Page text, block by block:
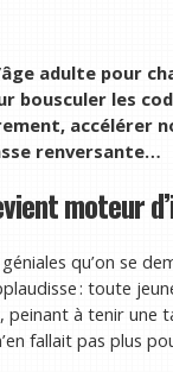
adulte pour
bousculer les
accélérer
renversante…
moteur
qu’on se
: toute
à tenir une
fallait pas plus